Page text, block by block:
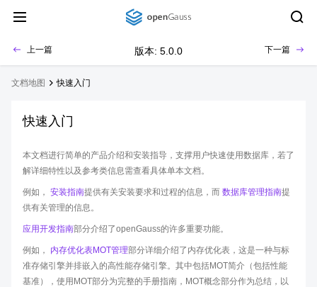
上一篇 版本: 5.0.0 下一篇
文档地图 快速入门
快速入门
本文档进行简单的产品介绍和安装指导，支撑用户快速使用数据库，若了
解详细特性以及参考类信息需查看具体单本文档。
例如， 安装指南提供有关安装要求和过程的信息，而 数据库管理指南提
供有关管理的信息。
应用开发指南部分介绍了openGauss的许多重要功能。
例如， 内存优化表MOT管理部分详细介绍了内存优化表，这是一种与标
准存储引擎并排嵌入的高性能存储引擎。其中包括MOT简介（包括性能
基准），使用MOT部分为完整的手册指南，MOT概念部分作为总结，以